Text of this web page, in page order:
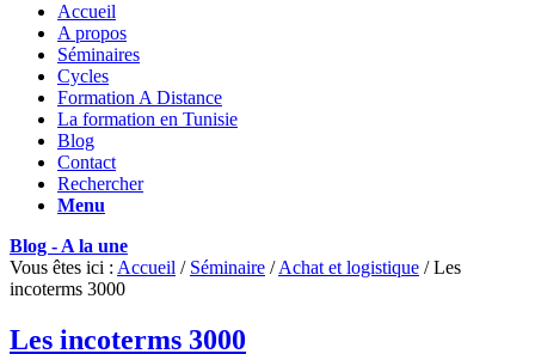
Accueil
A propos
Séminaires
Cycles
Formation A Distance
La formation en Tunisie
Blog
Contact
Rechercher
Menu
Blog - A la une
Vous êtes ici : Accueil / Séminaire / Achat et logistique / Les
incoterms 3000
Les incoterms 3000